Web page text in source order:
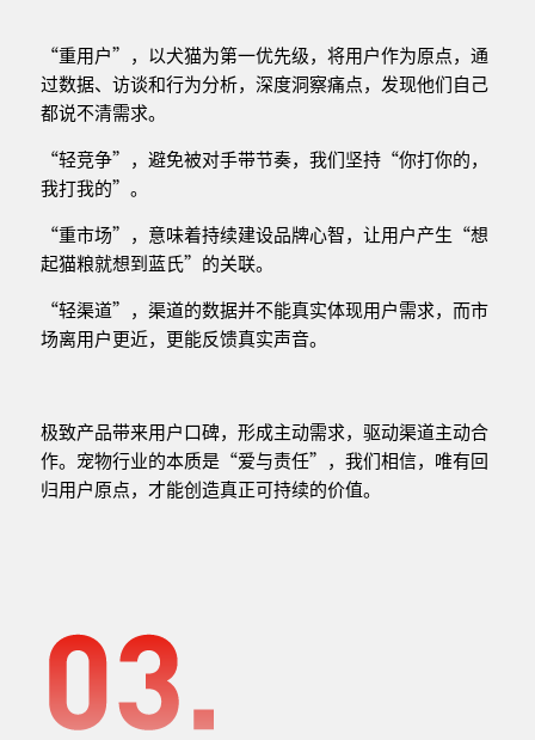
“重用户”，以犬猫为第一优先级，将用户作为原点，通
过数据、访谈和行为分析，深度洞察痛点，发现他们自己
都说不清需求。
“轻竞争”，避免被对手带节奏，我们坚持“你打你的，
我打我的”。
“重市场”，意味着持续建设品牌心智，让用户产生“想
起猫粮就想到蓝氏”的关联。
“轻渠道”，渠道的数据并不能真实体现用户需求，而市
场离用户更近，更能反馈真实声音。
极致产品带来用户口碑，形成主动需求，驱动渠道主动合
作。宠物行业的本质是“爱与责任”，我们相信，唯有回
归用户原点，才能创造真正可持续的价值。